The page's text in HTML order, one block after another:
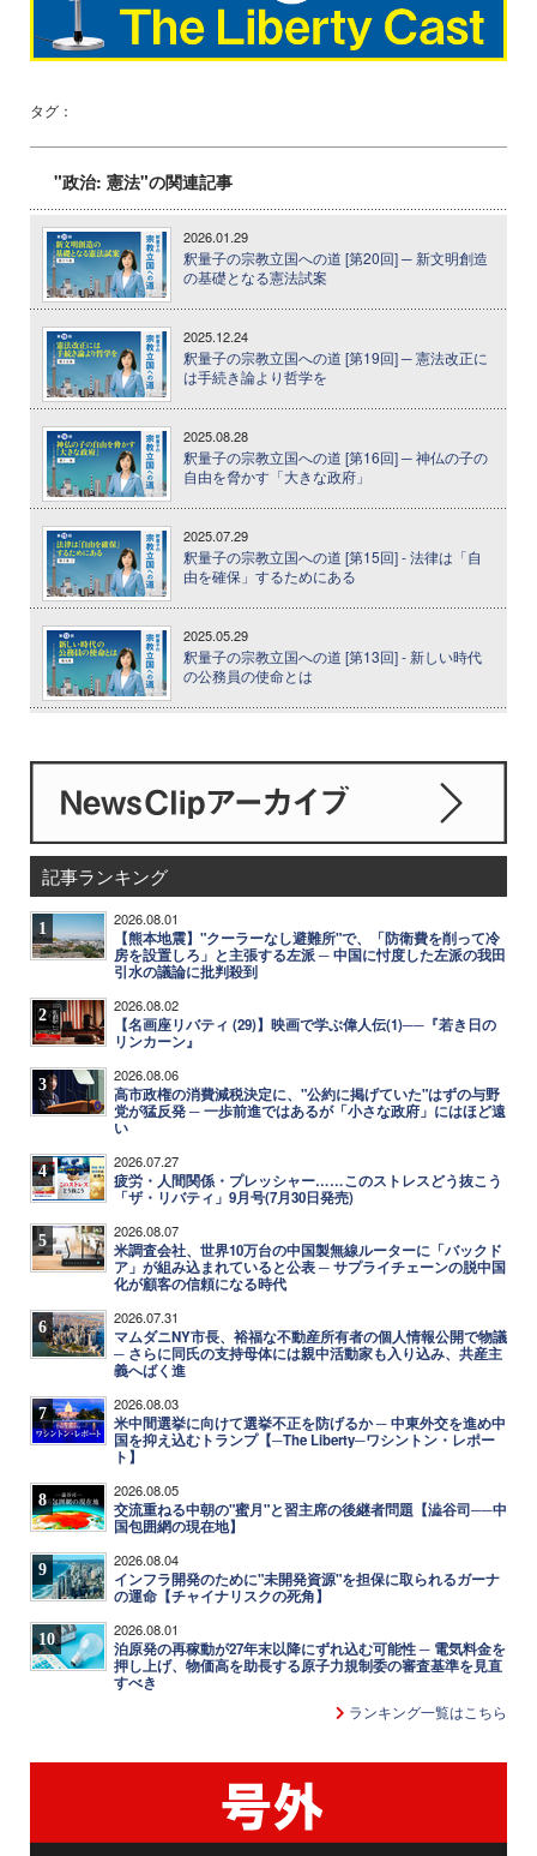
タグ：
"政治: 憲法"の関連記事
2026.01.29
釈量子の宗教立国への道 [第20回] ─ 新文明創造
の基礎となる憲法試案
2025.12.24
釈量子の宗教立国への道 [第19回] ─ 憲法改正に
は手続き論より哲学を
2025.08.28
釈量子の宗教立国への道 [第16回] ─ 神仏の子の
自由を脅かす「大きな政府」
2025.07.29
釈量子の宗教立国への道 [第15回] - 法律は「自
由を確保」するためにある
2025.05.29
釈量子の宗教立国への道 [第13回] - 新しい時代
の公務員の使命とは
記事ランキング
1 2026.08.01
【熊本地震】"クーラーなし避難所"で、「防衛費を削って冷
房を設置しろ」と主張する左派 ─ 中国に忖度した左派の我田
引水の議論に批判殺到
2 2026.08.02
【名画座リバティ (29)】映画で学ぶ偉人伝(1)──『若き日の
リンカーン』
3 2026.08.06
高市政権の消費減税決定に、"公約に掲げていた"はずの与野
党が猛反発 ─ 一歩前進ではあるが「小さな政府」にはほど遠
い
4 2026.07.27
疲労・人間関係・プレッシャー……このストレスどう抜こう
「ザ・リバティ」9月号(7月30日発売)
5 2026.08.07
米調査会社、世界10万台の中国製無線ルーターに「バックド
ア」が組み込まれていると公表 ─ サプライチェーンの脱中国
化が顧客の信頼になる時代
6 2026.07.31
マムダニNY市長、裕福な不動産所有者の個人情報公開で物議
─ さらに同氏の支持母体には親中活動家も入り込み、共産主
義へばく進
7 2026.08.03
米中間選挙に向けて選挙不正を防げるか ─ 中東外交を進め中
国を抑え込むトランプ【─The Liberty─ワシントン・レポー
ト】
8 2026.08.05
交流重ねる中朝の"蜜月"と習主席の後継者問題【澁谷司──中
国包囲網の現在地】
9 2026.08.04
インフラ開発のために"未開発資源"を担保に取られるガーナ
の運命【チャイナリスクの死角】
10 2026.08.01
泊原発の再稼動が27年末以降にずれ込む可能性 ─ 電気料金を
押し上げ、物価高を助長する原子力規制委の審査基準を見直
すべき
ランキング一覧はこちら